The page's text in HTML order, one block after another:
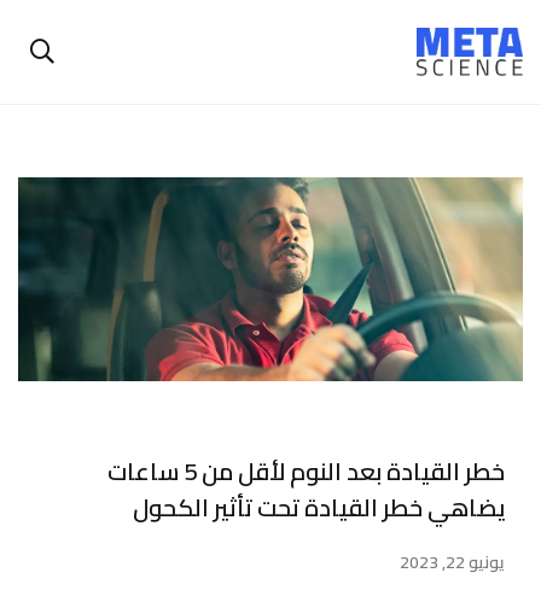
خطر القيادة بعد النوم لأقل من 5 ساعات
يضاهي خطر القيادة تحت تأثير الكحول
يونيو 22, 2023